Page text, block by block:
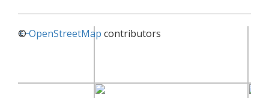
+−
©OpenStreetMap contributors